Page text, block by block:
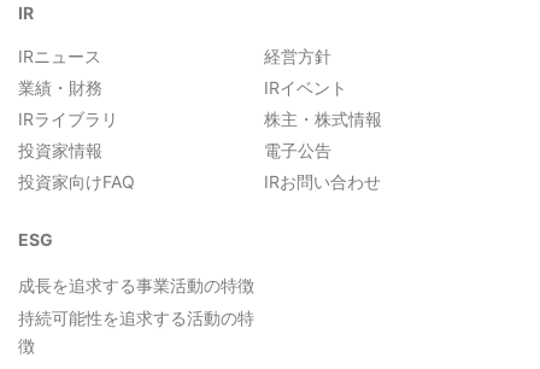
IR
IRニュース
経営方針
業績・財務
IRイベント
IRライブラリ
株主・株式情報
投資家情報
電子公告
投資家向けFAQ
IRお問い合わせ
ESG
成長を追求する事業活動の特徴
持続可能性を追求する活動の特
徴